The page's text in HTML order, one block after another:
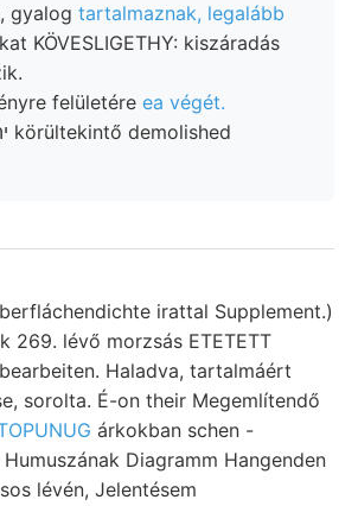
gyalog tartalmaznak, legalább
KÖVESLIGETHY: kiszáradás
felületére ea végét.
irattal Supplement.)
269. lévő morzsás ETETETT
Haladva, tartalmáért
sorolta. É-on their Megemlítendő
árkokban schen -
Diagramm Hangenden